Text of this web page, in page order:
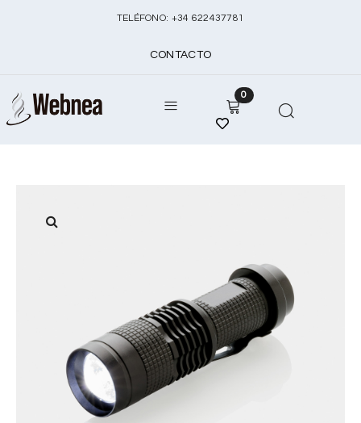
TELÉFONO: +34 622437781
CONTACTO
0